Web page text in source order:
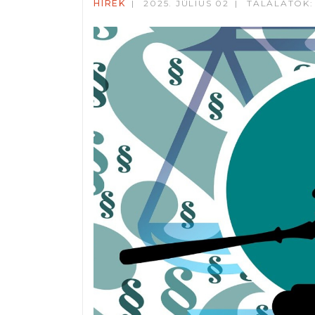
HÍREK 2025. JÚLIUS 02